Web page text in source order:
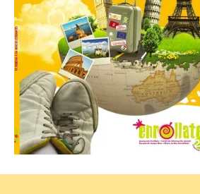
y contará con la participación
estudiantes del grado en Historia.
excavación se complementará
actividades de divulgación abiertas […]
El Mercado Medieval
sus puertas en La Bañeza
con más de 60 puestos y
un amplio programa de
animación.
6 Ago 2026